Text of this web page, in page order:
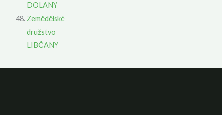
DOLANY
Zemědělské
družstvo
LIBČANY